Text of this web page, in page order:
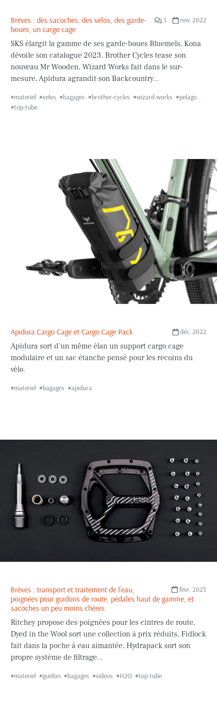
3 nov. 2022
Brèves : des sacoches, des vélos, des garde-
boues, un cargo cage
SKS élargit la gamme de ses garde-boues Bluemels, Kona
dévoile son catalogue 2023, Brother Cycles tease son
nouveau Mr Wooden, Wizard Works fait dans le sur-
mesure, Apidura agrandit son Backcountry...
#materiel #velos #bagages #brother-cycles #wizard-works #pelago
#top-tube
déc. 2022
Apidura Cargo Cage et Cargo Cage Pack
Apidura sort d’un même élan un support cargo cage
modulaire et un sac étanche pensé pour les recoins du
vélo.
#materiel #bagages #apidura
févr. 2023
Brèves : transport et traitement de l’eau,
poignées pour guidons de route, pédales haut de gamme, et
sacoches un peu moins chères.
Ritchey propose des poignées pour les cintres de route,
Dyed in the Wool sort une collection à prix réduits, Fidlock
fait dans la poche à eau aimantée, Hydrapack sort son
propre système de filtrage...
#materiel #guidon #bagages #videos #H2O #top-tube